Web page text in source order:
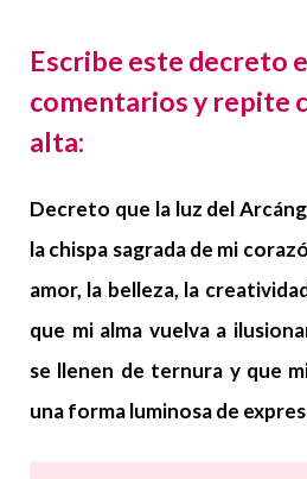
Escribe este decreto
comentarios y repite
alta:
Decreto que la luz del
la chispa sagrada de mi
amor, la belleza, la
que mi alma vuelva a
se llenen de ternura y que
una forma luminosa de